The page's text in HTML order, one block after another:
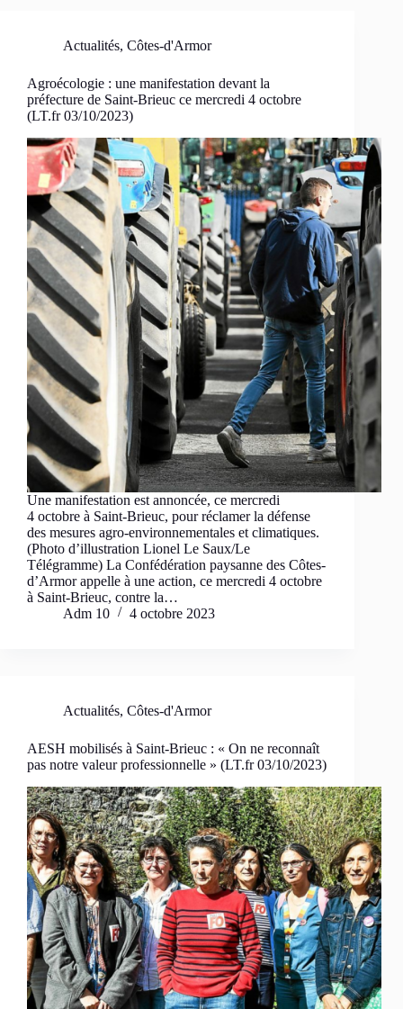
Actualités, Côtes-d'Armor
Agroécologie : une manifestation devant la
préfecture de Saint-Brieuc ce mercredi 4 octobre
(LT.fr 03/10/2023)
Une manifestation est annoncée, ce mercredi
4 octobre à Saint-Brieuc, pour réclamer la défense
des mesures agro-environnementales et climatiques.
(Photo d’illustration Lionel Le Saux/Le
Télégramme) La Confédération paysanne des Côtes-
d’Armor appelle à une action, ce mercredi 4 octobre
à Saint-Brieuc, contre la…
Adm 10
4 octobre 2023
Actualités, Côtes-d'Armor
AESH mobilisés à Saint-Brieuc : « On ne reconnaît
pas notre valeur professionnelle » (LT.fr 03/10/2023)